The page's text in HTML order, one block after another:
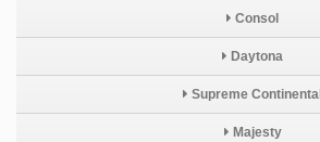
Consol
Daytona
Supreme Continental
Majesty